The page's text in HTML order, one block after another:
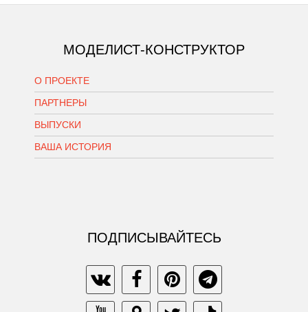
МОДЕЛИСТ-КОНСТРУКТОР
О ПРОЕКТЕ
ПАРТНЕРЫ
ВЫПУСКИ
ВАША ИСТОРИЯ
ПОДПИСЫВАЙТЕСЬ